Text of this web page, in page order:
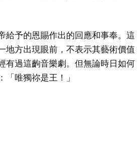
給予的恩賜作出的回應和事奉。這
地方出現眼前，不表示其藝術價值
有過這齣音樂劇。但無論時日如何
唯獨祢是王！」